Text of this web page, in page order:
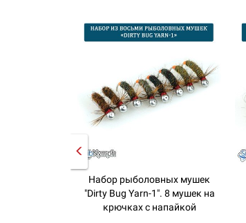
Набор рыболовных мушек
"Dirty Bug Yarn-1". 8 мушек на
крючках с напайкой